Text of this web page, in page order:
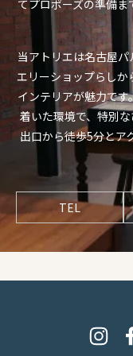
てプロポーズの準備
当アトリエは名古屋
エリーショップらしか
インテリアが魅力で
着いた環境で、特別
出口から徒歩5分とア
TEL